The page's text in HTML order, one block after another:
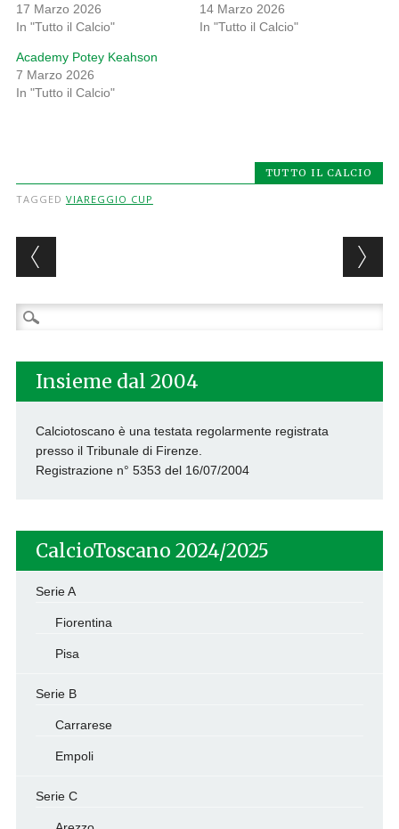
17 Marzo 2026
In "Tutto il Calcio"
14 Marzo 2026
In "Tutto il Calcio"
Academy Potey Keahson
7 Marzo 2026
In "Tutto il Calcio"
TUTTO IL CALCIO
TAGGED VIAREGGIO CUP
Post navigation
Ricerca
per:
Insieme dal 2004
Calciotoscano è una testata regolarmente registrata
presso il Tribunale di Firenze.
Registrazione n° 5353 del 16/07/2004
CalcioToscano 2024/2025
Serie A
Fiorentina
Pisa
Serie B
Carrarese
Empoli
Serie C